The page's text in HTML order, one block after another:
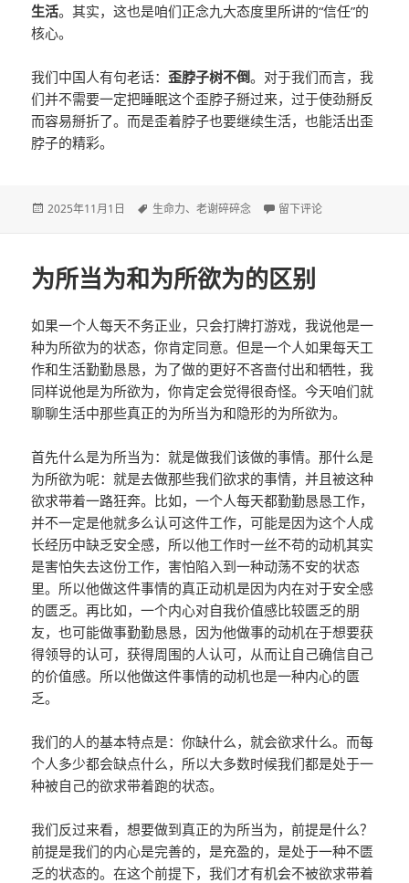
生活。其实，这也是咱们正念九大态度里所讲的“信任”的
核心。
我们中国人有句老话：歪脖子树不倒。对于我们而言，我
们并不需要一定把睡眠这个歪脖子掰过来，过于使劲掰反
而容易掰折了。而是歪着脖子也要继续生活，也能活出歪
脖子的精彩。
发
2025年11月1日
标
生命力、老谢碎碎念 于不是相信睡眠，而是相
留下评论
为所当为和为所欲为的区别
如果一个人每天不务正业，只会打牌打游戏，我说他是一
种为所欲为的状态，你肯定同意。但是一个人如果每天工
作和生活勤勤恳恳，为了做的更好不吝啬付出和牺牲，我
同样说他是为所欲为，你肯定会觉得很奇怪。今天咱们就
聊聊生活中那些真正的为所当为和隐形的为所欲为。
首先什么是为所当为：就是做我们该做的事情。那什么是
为所欲为呢：就是去做那些我们欲求的事情，并且被这种
欲求带着一路狂奔。比如，一个人每天都勤勤恳恳工作，
并不一定是他就多么认可这件工作，可能是因为这个人成
长经历中缺乏安全感，所以他工作时一丝不苟的动机其实
是害怕失去这份工作，害怕陷入到一种动荡不安的状态
里。所以他做这件事情的真正动机是因为内在对于安全感
的匮乏。再比如，一个内心对自我价值感比较匮乏的朋
友，也可能做事勤勤恳恳，因为他做事的动机在于想要获
得领导的认可，获得周围的人认可，从而让自己确信自己
的价值感。所以他做这件事情的动机也是一种内心的匮
乏。
我们的人的基本特点是：你缺什么，就会欲求什么。而每
个人多少都会缺点什么，所以大多数时候我们都是处于一
种被自己的欲求带着跑的状态。
我们反过来看，想要做到真正的为所当为，前提是什么？
前提是我们的内心是完善的，是充盈的，是处于一种不匮
乏的状态的。在这个前提下，我们才有机会不被欲求带着